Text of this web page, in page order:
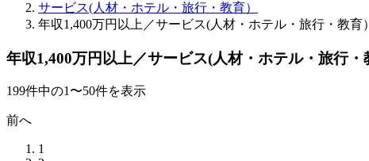
サービス(人材・ホテル・旅行・教育）
年収1,400万円以上／サービス(人材・ホテル・旅行・教育
年収1,400万円以上／サービス(人材・ホテル・旅行
199件中の1〜50件を表示
前へ
1